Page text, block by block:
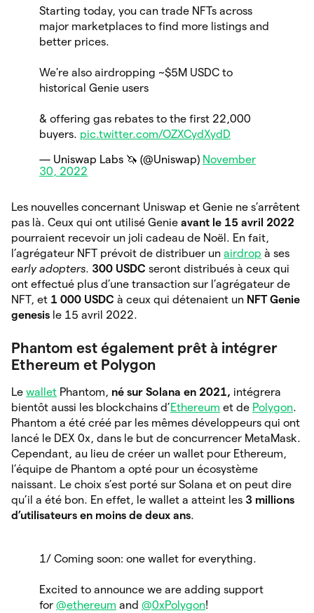
Starting today, you can trade NFTs across
major marketplaces to find more listings and
better prices.
We're also airdropping ~$5M USDC to
historical Genie users
& offering gas rebates to the first 22,000
buyers. pic.twitter.com/OZXCydXydD
— Uniswap Labs 🦄 (@Uniswap) November
30, 2022
Les nouvelles concernant Uniswap et Genie ne s’arrêtent
pas là. Ceux qui ont utilisé Genie avant le 15 avril 2022
pourraient recevoir un joli cadeau de Noël. En fait,
l’agrégateur NFT prévoit de distribuer un airdrop à ses
early adopters. 300 USDC seront distribués à ceux qui
ont effectué plus d’une transaction sur l’agrégateur de
NFT, et 1 000 USDC à ceux qui détenaient un NFT Genie
genesis le 15 avril 2022.
Phantom est également prêt à intégrer
Ethereum et Polygon
Le wallet Phantom, né sur Solana en 2021, intégrera
bientôt aussi les blockchains d’Ethereum et de Polygon.
Phantom a été créé par les mêmes développeurs qui ont
lancé le DEX 0x, dans le but de concurrencer MetaMask.
Cependant, au lieu de créer un wallet pour Ethereum,
l’équipe de Phantom a opté pour un écosystème
naissant. Le choix s’est porté sur Solana et on peut dire
qu’il a été bon. En effet, le wallet a atteint les 3 millions
d’utilisateurs en moins de deux ans.
1/ Coming soon: one wallet for everything.
Excited to announce we are adding support
for @ethereum and @0xPolygon!